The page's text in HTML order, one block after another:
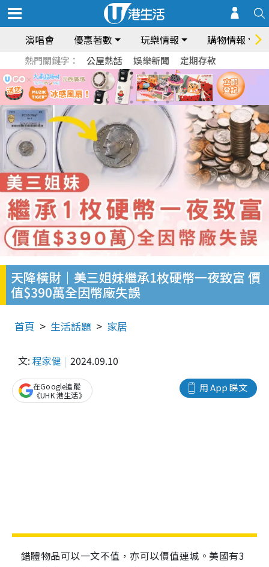
演唱會 優惠著數 玩樂情報 購物情報
熱門關鍵字： 公屋熱話 娛樂新聞 定期存款
天降橫財｜美三姐妹繼承1枚硬幣一夜致富 價
值$390萬全因幣廠失誤
首頁 生活話題 家居
文: 程家健 2024.09.10
用 App 睇文
在Google追蹤
《UHK 港生活》
錯體物品可以一文不值，亦可以價值連城。美國有3